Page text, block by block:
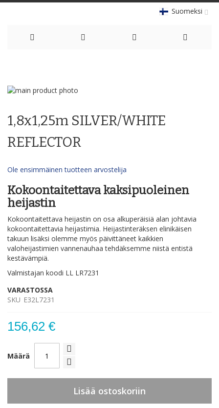
Suomeksi
Content
Skip
end
the
images
the
beginning
of
the
gallery
1,8x1,25m SILVER/WHITE
REFLECTOR
Ole ensimmäinen tuotteen arvostelija
Kokoontaitettava kaksipuoleinen
heijastin
Kokoontaitettava heijastin on osa alkuperäisiä alan johtavia
kokoontaitettavia heijastimia. Heijastinteräksen elinikäisen
takuun lisäksi olemme myös päivittäneet kaikkien
valoheijastimien vannenauhaa tehdäksemme niistä entistä
kestävämpiä.
Valmistajan koodi LL LR7231
VARASTOSSA
SKU E32L7231
156,62 €
Määrä
Lisää ostoskoriin